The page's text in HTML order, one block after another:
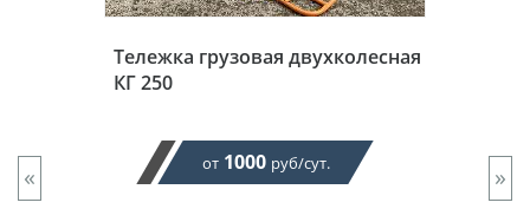
Тележка грузовая двухколесная
КГ 250
от 1000 руб/сут.
« »